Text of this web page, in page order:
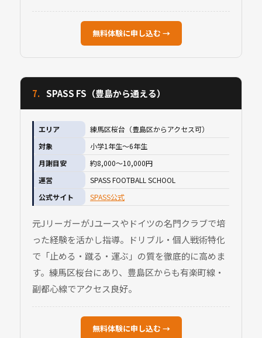
無料体験に申し込む →
7. SPASS FS（豊島から通える）
エリア
練馬区桜台（豊島区からアクセス可）
対象
小学1年生〜6年生
月謝目安
約8,000〜10,000円
運営
SPASS FOOTBALL SCHOOL
公式サイト
SPASS公式
元JリーガーがJユースやドイツの名門クラブで培
った経験を活かし指導。ドリブル・個人戦術特化
で「止める・蹴る・運ぶ」の質を徹底的に高めま
す。練馬区桜台にあり、豊島区からも有楽町線・
副都心線でアクセス良好。
無料体験に申し込む →